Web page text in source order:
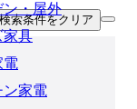
ン・屋外
家具
電
ン家電
検索条件をクリア